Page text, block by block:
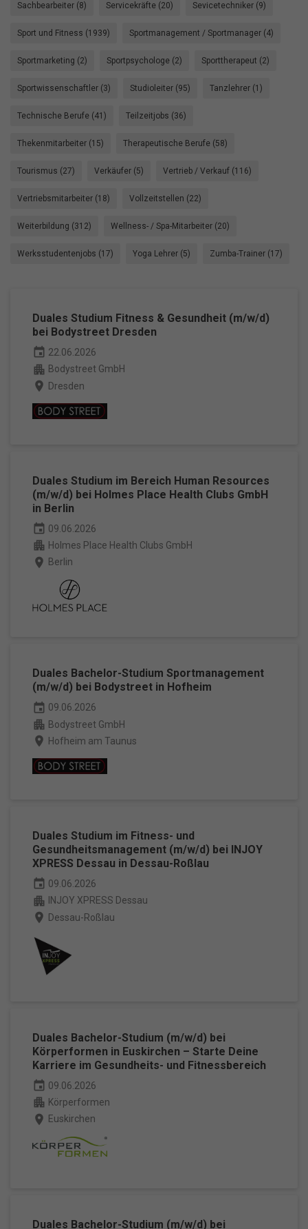
Sachbearbeiter (8) Servicekräfte (20) Sevicetechniker (9)
Sport und Fitness (1939) Sportmanagement / Sportmanager (4)
Sportmarketing (2) Sportpsychologe (2) Sporttherapeut (2)
Sportwissenschaftler (3) Studioleiter (95) Tanzlehrer (1)
Technische Berufe (41) Teilzeitjobs (36)
Thekenmitarbeiter (15) Therapeutische Berufe (58)
Tourismus (27) Verkäufer (5) Vertrieb / Verkauf (116)
Vertriebsmitarbeiter (18) Vollzeitstellen (22)
Weiterbildung (312) Wellness- / Spa-Mitarbeiter (20)
Werksstudentenjobs (17) Yoga Lehrer (5) Zumba-Trainer (17)
Duales Studium Fitness & Gesundheit (m/w/d)
bei Bodystreet Dresden
event 22.06.2026
apartment Bodystreet GmbH
place Dresden
Duales Studium im Bereich Human Resources
(m/w/d) bei Holmes Place Health Clubs GmbH
in Berlin
event 09.06.2026
apartment Holmes Place Health Clubs GmbH
place Berlin
Duales Bachelor-Studium Sportmanagement
(m/w/d) bei Bodystreet in Hofheim
event 09.06.2026
apartment Bodystreet GmbH
place Hofheim am Taunus
Duales Studium im Fitness- und
Gesundheitsmanagement (m/w/d) bei INJOY
XPRESS Dessau in Dessau-Roßlau
event 09.06.2026
apartment INJOY XPRESS Dessau
place Dessau-Roßlau
Duales Bachelor-Studium (m/w/d) bei
Körperformen in Euskirchen – Starte Deine
Karriere im Gesundheits- und Fitnessbereich
event 09.06.2026
apartment Körperformen
place Euskirchen
Duales Bachelor-Studium (m/w/d) bei